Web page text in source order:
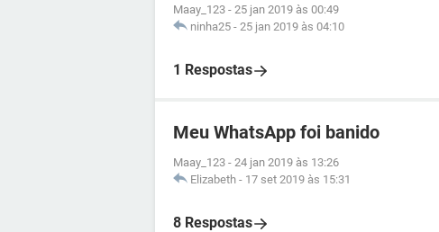
Maay_123 - 25 jan 2019 às 00:49
ninha25 - 25 jan 2019 às 04:10
1 Respostas
Meu WhatsApp foi banido
Maay_123 - 24 jan 2019 às 13:26
Elizabeth - 17 set 2019 às 15:31
8 Respostas